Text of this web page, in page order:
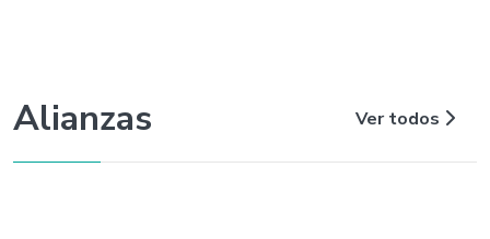
Alianzas Ver todos